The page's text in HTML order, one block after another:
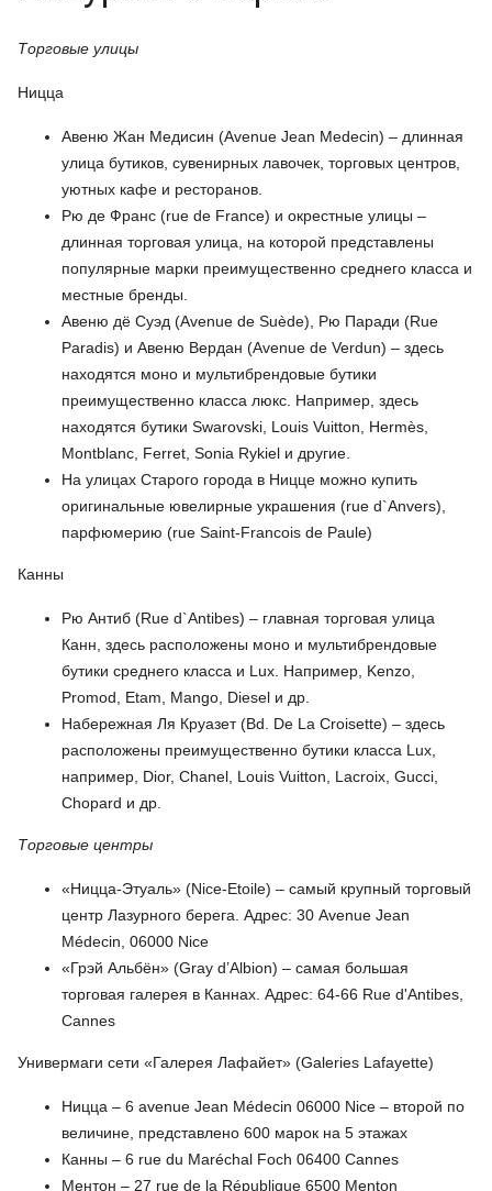
Торговые улицы
Ницца
Авеню Жан Медисин (Avenue Jean Medecin) – длинная
улица бутиков, сувенирных лавочек, торговых центров,
уютных кафе и ресторанов.
Рю де Франс (rue de France) и окрестные улицы –
длинная торговая улица, на которой представлены
популярные марки преимущественно среднего класса и
местные бренды.
Авеню дё Суэд (Avenue de Suède), Рю Паради (Rue
Paradis) и Авеню Вердан (Avenue de Verdun) – здесь
находятся моно и мультибрендовые бутики
преимущественно класса люкс. Например, здесь
находятся бутики Swarovski, Louis Vuitton, Hermès,
Montblanc, Ferret, Sonia Rykiel и другие.
На улицах Старого города в Ницце можно купить
оригинальные ювелирные украшения (rue d`Anvers),
парфюмерию (rue Saint-Francois de Paule)
Канны
Рю Антиб (Rue d`Antibes) – главная торговая улица
Канн, здесь расположены моно и мультибрендовые
бутики среднего класса и Lux. Например, Kenzo,
Promod, Etam, Mango, Diesel и др.
Набережная Ля Круазет (Bd. De La Croisette) – здесь
расположены преимущественно бутики класса Lux,
например, Dior, Chanel, Louis Vuitton, Lacroix, Gucci,
Chopard и др.
Торговые центры
«Ницца-Этуаль» (Nice-Etoile) – самый крупный торговый
центр Лазурного берега. Адрес: 30 Avenue Jean
Médecin, 06000 Nice
«Грэй Альбён» (Gray d’Albion) – самая большая
торговая галерея в Каннах. Адрес: 64-66 Rue d'Antibes,
Cannes
Универмаги сети «Галерея Лафайет» (Galeries Lafayette)
Ницца – 6 avenue Jean Médecin 06000 Nice – второй по
величине, представлено 600 марок на 5 этажах
Канны – 6 rue du Maréchal Foch 06400 Cannes
Ментон – 27 rue de la République 6500 Menton